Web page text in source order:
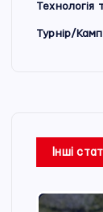
Технологія
Турнір/
Інші